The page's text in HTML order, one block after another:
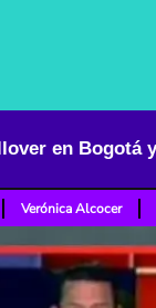
Verónica Alcocer